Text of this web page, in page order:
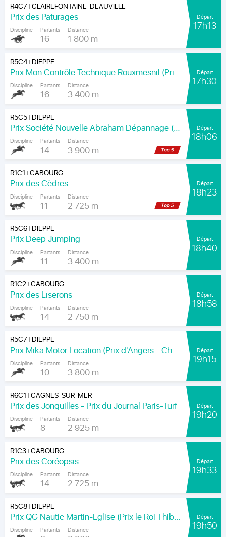
R4C7 |CLAIREFONTAINE-DEAUVILLE
Prix des Paturages
Discipline Partants
16
Distance
1 800 m
Départ
17h13
R5C4| DIEPPE
Prix Mon Contrôle Technique Rouxmesnil (Prix Jean de la Rochefoucauld)
Discipline Partants
16
Distance
3 400 m
Départ
17h30
R5C5| DIEPPE
Prix Société Nouvelle Abraham Dépannage (Prix Arenice)
Discipline Partants
14
Distance
3 900 m
Départ
18h06
R1C1 |CABOURG
Prix des Cèdres
Discipline Partants
11
Distance
2 725 m
Départ
18h23
R5C6| DIEPPE
Prix Deep Jumping
Discipline Partants
11
Distance
3 400 m
Départ
18h40
R1C2|CABOURG
Prix des Liserons
Discipline Partants
14
Distance
2 750 m
Départ
18h58
R5C7 | DIEPPE
Prix Mika Motor Location (Prix d'Angers - Chamionnat Paris-Turf des Apprentis-Jeunes-Jockeys)
Discipline Partants
10
Distance
3 800 m
Départ
19h15
R6C1 |CAGNES-SUR-MER
Prix des Jonquilles - Prix du Journal Paris-Turf
Discipline Partants
8
Distance
2 925 m
Départ
19h20
R1C3|CABOURG
Prix des Coréopsis
Discipline Partants
14
Distance
2 725 m
Départ
19h33
R5C8| DIEPPE
Prix QG Nautic Martin-Eglise (Prix le Roi Thibault)
Discipline Partants Distance
Départ
19h50